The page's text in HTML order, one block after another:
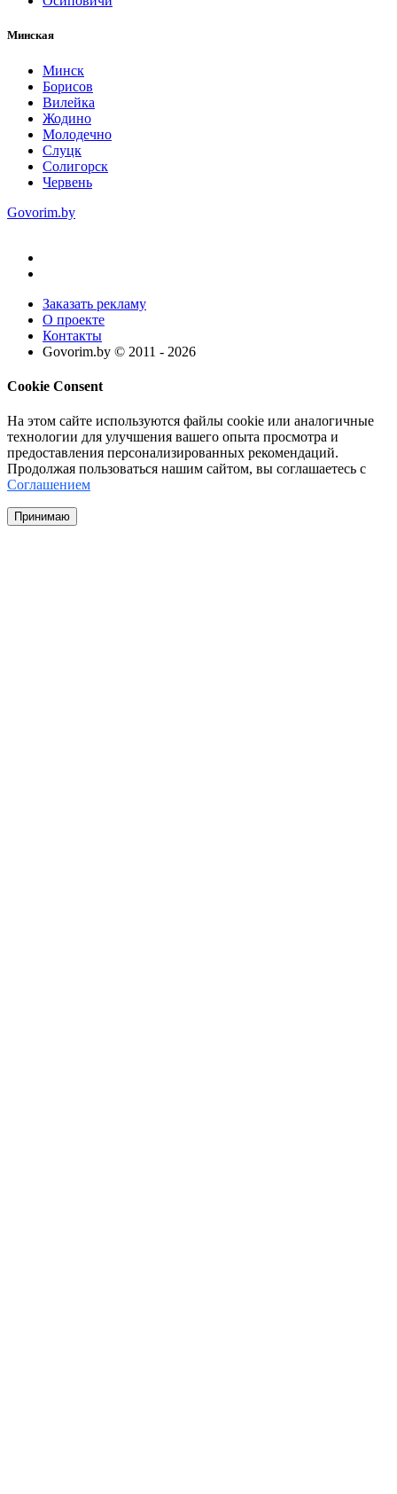
Минская
Минск
Борисов
Вилейка
Жодино
Молодечно
Слуцк
Солигорск
Червень
Govorim.by
Заказать рекламу
О проекте
Контакты
Govorim.by © 2011 - 2026
Cookie Consent
На этом сайте используются файлы cookie или аналогичные
технологии для улучшения вашего опыта просмотра и
предоставления персонализированных рекомендаций.
Продолжая пользоваться нашим сайтом, вы соглашаетесь с
Соглашением
Принимаю